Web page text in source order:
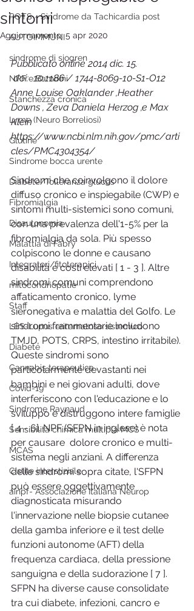
POTS - Sindrome da Tachicardia post
AUTOIMMUNI
sindrome di sjogren
NPF e Bambini
Stanchezza cronica
Lyme (Neuro Borreliosi)
Glutine
Sindrome bocca urente
Diabete/Tolleranza glucos
Fibromialgia
Disautonomia
Malattia di Fabry
Integratori/fitoterapici
mitocondriopatie
Staff
LES-Lupus eritematoso sistemico
Diabete
Cannabis terapeutica
Covid-19
Sindrome Raynaud
Sensibilità chimica multipla MCS
MCAS
Cistite interstiziale
ainpf- Associazione Italiana Neurop
sintomi
Aggiornamento:5 apr 2020
Pubblicato online 2014 dic. 15.
doi:  10.1186 / 1744-8069-10-S1-O12
Anne Louise Oaklander ,Heather
Downs , Zeva Daniela Herzog ,e Max
Klein
https://www.ncbi.nlm.nih.gov/pmc/arti
cles/PMC4304354/
Sindromi che coinvolgono il dolore
diffuso cronico e inspiegabile (CWP) e
sintomi multi-sistemici sono comuni,
con una prevalenza dell'1-5% per la
fibromialgia da sola. Più spesso
colpiscono le donne e causano
disabilità e costi elevati [ 1 - 3 ]. Altre
sindromi comuni comprendono
affaticamento cronico, lyme
sieronegativa e malattia del Golfo. Le
sindromi frammentarie includono
TMJD, POTS, CRPS, intestino irritabile).
Queste sindromi sono
particolarmente devastanti nei
bambini e nei giovani adulti, dove
interferiscono con l'educazione e lo
sviluppo e distruggono intere famiglie
[ 4 - 6]. NPF (SFPN in inglese) è nota
per causare  dolore cronico e multi-
sistema negli anziani. A differenza
delle sindromi sopra citate, l'SFPN
può essere oggettivamente
diagnosticata misurando
l'innervazione nelle biopsie cutanee
della gamba inferiore e il test delle
funzioni autonome (AFT) della
frequenza cardiaca, della pressione
sanguigna e della sudorazione [ 7 ].
SFPN ha diverse cause consolidate
tra cui diabete, infezioni, cancro e